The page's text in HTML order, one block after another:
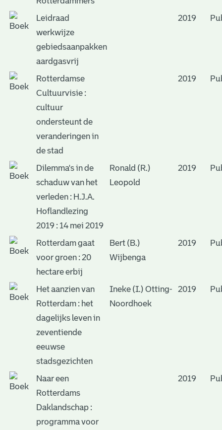
Leidraad
werkwijze
gebiedsaanpakken
aardgasvrij
2019
Rotterdamse
Cultuurvisie :
cultuur
ondersteunt de
veranderingen in
de stad
2019
Dilemma's in de
schaduw van het
verleden : H.J.A.
Hoflandlezing
2019 : 14 mei 2019
Ronald (R.)
Leopold
2019
Rotterdam gaat
voor groen : 20
hectare erbij
Bert (B.)
Wijbenga
2019
Het aanzien van
Rotterdam : het
dagelijks leven in
zeventiende
eeuwse
stadsgezichten
Ineke (I.) Otting-
Noordhoek
2019
Naar een
Rotterdams
Daklandschap :
programma voor
2019